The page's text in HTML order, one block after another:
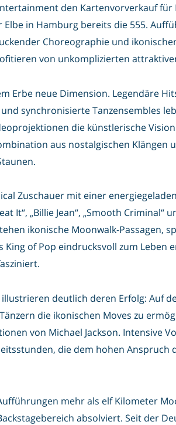
den Kartenvorverkauf für
in Hamburg bereits die 555.
Choreographie und
von unkomplizierten
Erbe neue Dimension. Legendäre
synchronisierte Tanzensembles
die künstlerische
aus nostalgischen Klängen
Zuschauer mit einer
It“, „Billie Jean“, „Smooth Criminal“
ikonische Moonwalk-Passagen,
of Pop eindrucksvoll zum Leben
deutlich deren Erfolg: Auf
die ikonischen Moves zu
von Michael Jackson. Intensive
die dem hohen Anspruch
mehr als elf Kilometer
absolviert. Seit der